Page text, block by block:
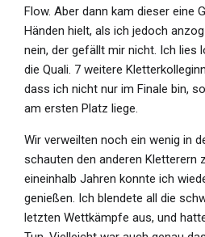
Flow. Aber dann kam dieser eine
Händen hielt, als ich jedoch
nein, der gefällt mir nicht. Ich lies
die Quali. 7 weitere
dass ich nicht nur im Finale bin,
am ersten Platz liege.
Wir verweilten noch ein wenig in
schauten den anderen Kletterern
eineinhalb Jahren konnte ich
genießen. Ich blendete all die
letzten Wettkämpfe aus, und